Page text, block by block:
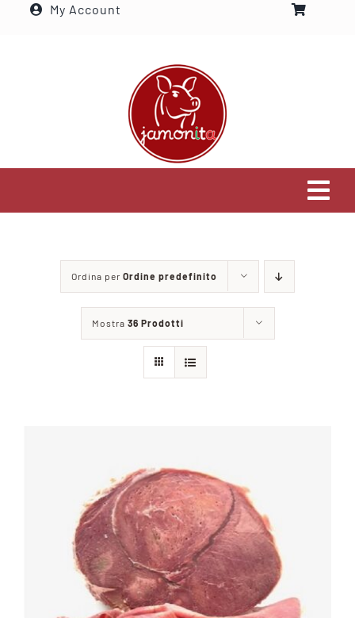
Salta
My Account
Settori che serviamo
Visita il nostro shop
Contattaci
Ordina per Ordine predefinito
Mostra 36 Prodotti